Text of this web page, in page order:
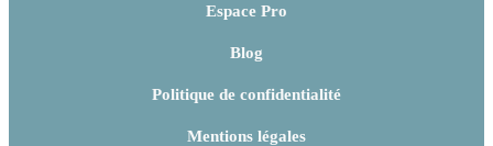
Espace Pro
Blog
Politique de confidentialité
Mentions légales